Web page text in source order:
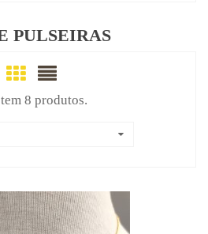
PULSEIRAS
8 produtos.